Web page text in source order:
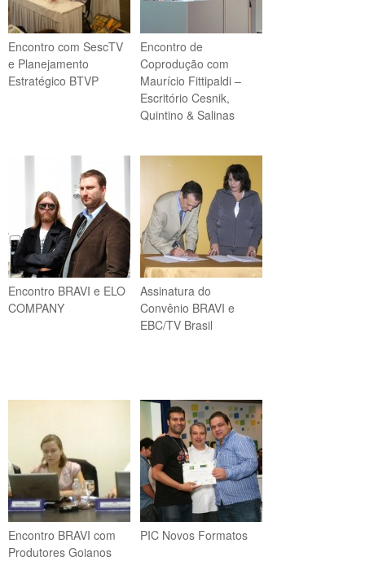
Encontro com SescTV
e Planejamento
Estratégico BTVP
Encontro de
Coprodução com
Maurício Fittipaldi –
Escritório Cesnik,
Quintino & Salinas
Encontro BRAVI e ELO
COMPANY
Assinatura do
Convênio BRAVI e
EBC/TV Brasil
Encontro BRAVI com
Produtores Goianos
PIC Novos Formatos